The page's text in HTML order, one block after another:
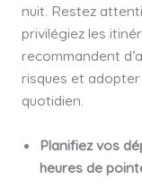
nuit. Restez
privilégiez les
recommandent
risques et
quotidien.
Planifiez vos
heures de